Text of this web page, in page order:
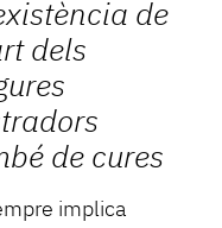
de
dels
de cures
implica